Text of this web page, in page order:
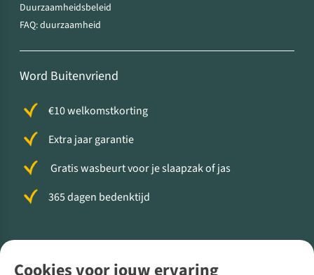
Duurzaamheidsbeleid
FAQ: duurzaamheid
Word Buitenvriend
€10 welkomstkorting
Extra jaar garantie
Gratis wasbeurt voor je slaapzak of jas
365 dagen bedenktijd